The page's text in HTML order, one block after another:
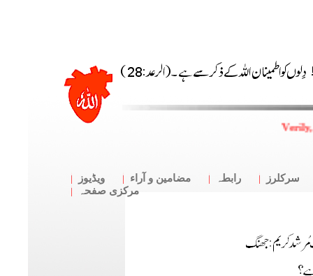
سرکلرز رابطہ مضامین و آراء
ویڈیوز
مرکزی صفحہ